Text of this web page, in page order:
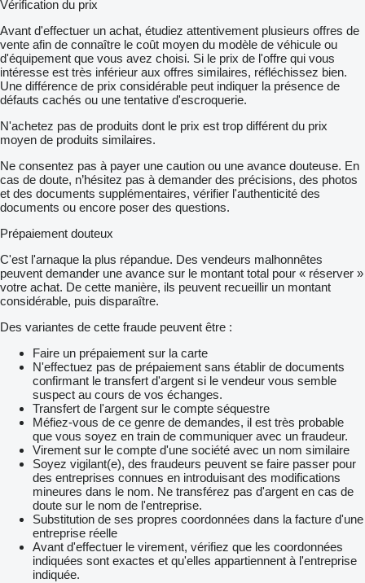
Vérification du prix
Avant d'effectuer un achat, étudiez attentivement plusieurs offres de
vente afin de connaître le coût moyen du modèle de véhicule ou
d'équipement que vous avez choisi. Si le prix de l'offre qui vous
intéresse est très inférieur aux offres similaires, réfléchissez bien.
Une différence de prix considérable peut indiquer la présence de
défauts cachés ou une tentative d'escroquerie.
N'achetez pas de produits dont le prix est trop différent du prix
moyen de produits similaires.
Ne consentez pas à payer une caution ou une avance douteuse. En
cas de doute, n’hésitez pas à demander des précisions, des photos
et des documents supplémentaires, vérifier l'authenticité des
documents ou encore poser des questions.
Prépaiement douteux
C'est l'arnaque la plus répandue. Des vendeurs malhonnêtes
peuvent demander une avance sur le montant total pour « réserver »
votre achat. De cette manière, ils peuvent recueillir un montant
considérable, puis disparaître.
Des variantes de cette fraude peuvent être :
Faire un prépaiement sur la carte
N'effectuez pas de prépaiement sans établir de documents
confirmant le transfert d'argent si le vendeur vous semble
suspect au cours de vos échanges.
Transfert de l'argent sur le compte séquestre
Méfiez-vous de ce genre de demandes, il est très probable
que vous soyez en train de communiquer avec un fraudeur.
Virement sur le compte d'une société avec un nom similaire
Soyez vigilant(e), des fraudeurs peuvent se faire passer pour
des entreprises connues en introduisant des modifications
mineures dans le nom. Ne transférez pas d'argent en cas de
doute sur le nom de l'entreprise.
Substitution de ses propres coordonnées dans la facture d'une
entreprise réelle
Avant d'effectuer le virement, vérifiez que les coordonnées
indiquées sont exactes et qu'elles appartiennent à l'entreprise
indiquée.